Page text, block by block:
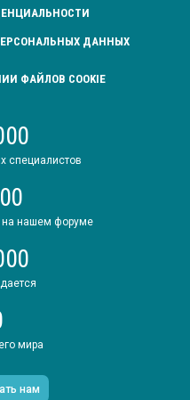
ДАННЫХ
ФАЙЛОВ COOKIE
специалистов
на нашем форуме
мира
нам